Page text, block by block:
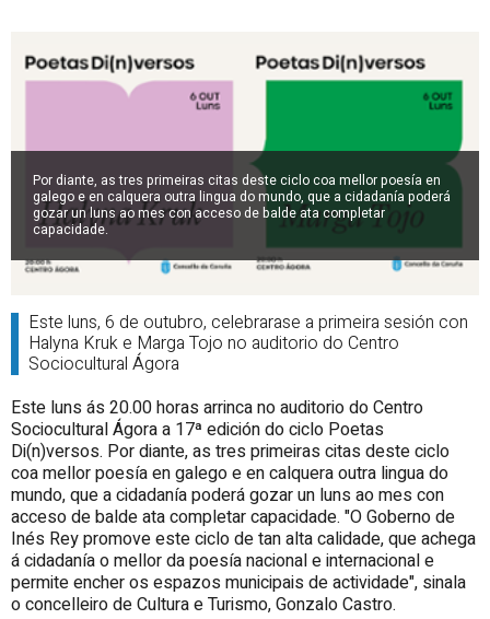
Por diante, as tres primeiras citas deste ciclo coa mellor poesía en
galego e en calquera outra lingua do mundo, que a cidadanía poderá
gozar un luns ao mes con acceso de balde ata completar
capacidade.
Este luns, 6 de outubro, celebrarase a primeira sesión con
Halyna Kruk e Marga Tojo no auditorio do Centro
Sociocultural Ágora
Este luns ás 20.00 horas arrinca no auditorio do Centro
Sociocultural Ágora a 17ª edición do ciclo Poetas
Di(n)versos. Por diante, as tres primeiras citas deste ciclo
coa mellor poesía en galego e en calquera outra lingua do
mundo, que a cidadanía poderá gozar un luns ao mes con
acceso de balde ata completar capacidade. "O Goberno de
Inés Rey promove este ciclo de tan alta calidade, que achega
á cidadanía o mellor da poesía nacional e internacional e
permite encher os espazos municipais de actividade", sinala
o concelleiro de Cultura e Turismo, Gonzalo Castro.